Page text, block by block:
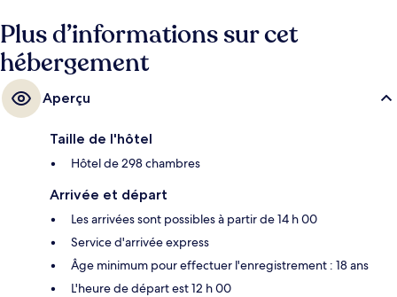
Plus d’informations sur cet
hébergement
Aperçu
Taille de l'hôtel
Hôtel de 298 chambres
Arrivée et départ
Les arrivées sont possibles à partir de 14 h 00
Service d'arrivée express
Âge minimum pour effectuer l'enregistrement : 18 ans
L'heure de départ est 12 h 00